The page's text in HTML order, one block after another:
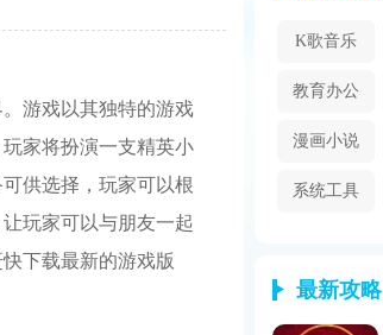
游戏以其独特的游戏
家将扮演一支精英小
供选择，玩家可以根
玩家可以与朋友一起
下载最新的游戏版
K歌音乐
教育办公
漫画小说
系统工具
最新攻略